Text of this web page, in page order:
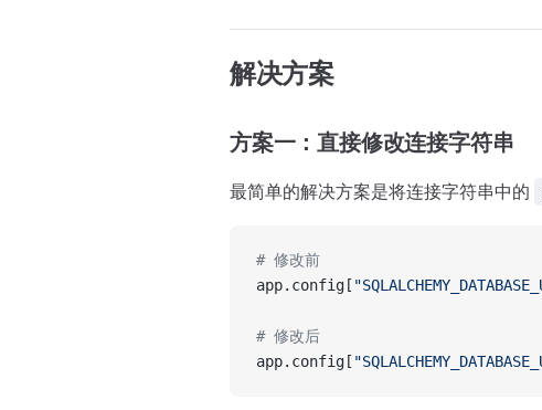
解决方案
方案一：直接修改连接字符串
最简单的解决方案是将连接字符串中的
# 修改前
app.config[
# 修改后
app.config[